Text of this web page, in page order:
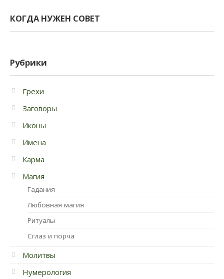
КОГДА НУЖЕН СОВЕТ
Рубрики
Грехи
Заговоры
Иконы
Имена
Карма
Магия
Гадания
Любовная магия
Ритуалы
Сглаз и порча
Молитвы
Нумерология